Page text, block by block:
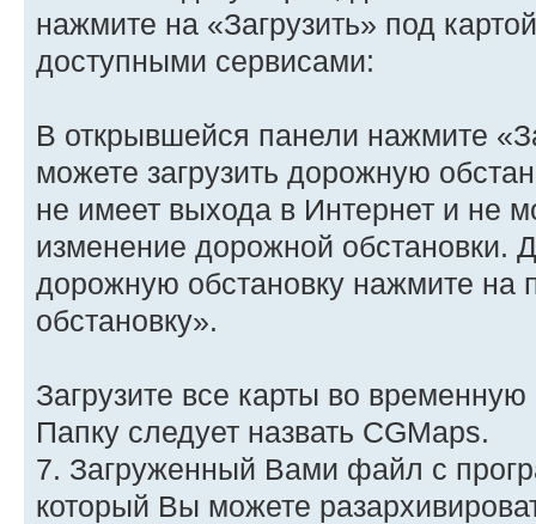
нажмите на «Загрузить» под
доступными сервисами:
В открывшейся панели нажмите
можете загрузить дорожную
не имеет выхода в Интернет и не
изменение дорожной обстановки.
дорожную обстановку нажмите на
обстановку».
Загрузите все карты во
Папку следует назвать CGMaps.
7. Загруженный Вами файл с
который Вы можете